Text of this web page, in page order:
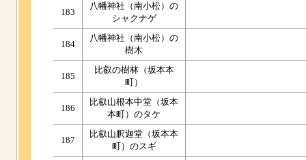
183
八幡神社（南小松）の
シャクナゲ
184
八幡神社（南小松）の
樹木
185
比叡の樹林（坂本本
町）
186
比叡山根本中堂（坂本
本町）のタケ
187
比叡山釈迦堂（坂本本
町）のスギ